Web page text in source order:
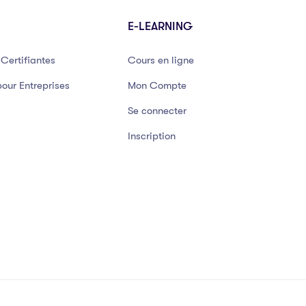
Entreprises
E-LEARNING
Cours en ligne
Mon Compte
Se connecter
Inscription